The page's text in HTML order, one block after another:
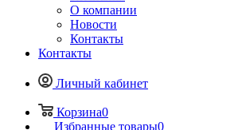
Личный кабинет
Корзина
+7 495 135-39-43